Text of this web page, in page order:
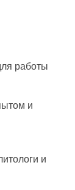
работы
и
и